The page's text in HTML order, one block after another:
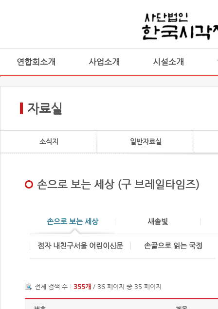
연합회소개 사업소개 시설소개
자료실
소식지 일반자료실
손으로 보는 세상 (구 브레일타임즈)
손으로 보는 세상 새솔빛
점자 내친구서울 어린이신문 손끝으로 읽는 국정
전체 검색 수 : 355개 / 36 페이지 중 35 페이지